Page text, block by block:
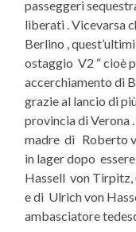
passeggeri
liberati . Vicevarsa
Berlino ,
ostaggio V2 “ cioè
accerchiamento di
grazie al lancio di
provincia di Verona
madre di Roberto
in lager dopo
Hassell von
e di Ulrich von
ambasciatore